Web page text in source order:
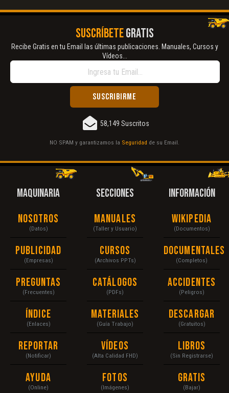
SUSCRÍBETEGRATIS
Recibe Gratis en tu Email las últimas publicaciones. Manuales, Cursos y
Vídeos...
58,149 Suscritos
NO SPAM y garantizamos la Seguridad de su Email.
MAQUINARIA
Nosotros
(Datos)
Publicidad
(Empresas)
Preguntas
(Frecuentes)
Índice
(Enlaces)
Reportar
(Notificar)
Ayuda
(Online)
SECCIONES
Manuales
(Taller y Usuario)
Cursos
(Archivos PPTs)
Catálogos
(PDFs)
Materiales
(Guía Trabajo)
Vídeos
(Alta Calidad FHD)
Fotos
(Imágenes)
INFORMACIÓN
Wikipedia
(Documentos)
Documentales
(Completos)
Accidentes
(Peligros)
Descargar
(Gratuitos)
Libros
(Sin Registrarse)
Gratis
(Bajar)